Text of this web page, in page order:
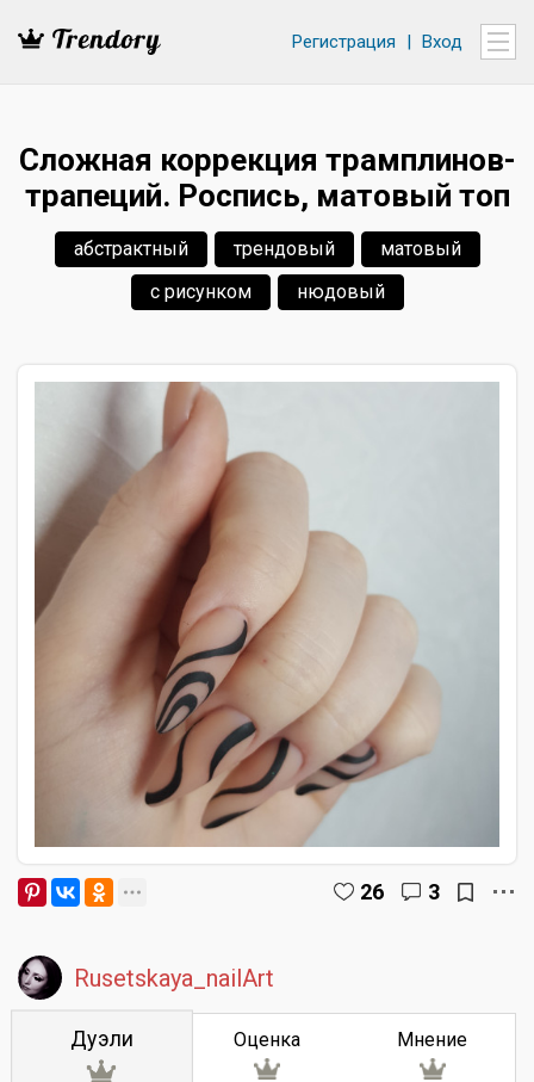
Регистрация | Вход
Сложная коррекция трамплинов-
трапеций. Роспись, матовый топ
абстрактный трендовый
матовый
с рисунком
нюдовый
26 3
Rusetskaya_nailArt
Дуэли Оценка Мнение